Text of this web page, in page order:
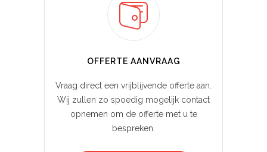
OFFERTE AANVRAAG
Vraag direct een vrijblijvende offerte aan.
Wij zullen zo spoedig mogelijk contact
opnemen om de offerte met u te
bespreken.